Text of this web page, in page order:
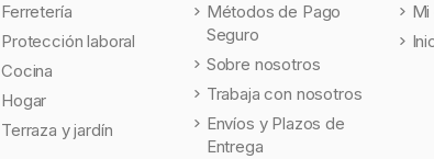
Ferretería
Protección laboral
Cocina
Hogar
Terraza y jardín
Métodos de Pago
Seguro
Sobre nosotros
Trabaja con nosotros
Envíos y Plazos de
Entrega
Mi